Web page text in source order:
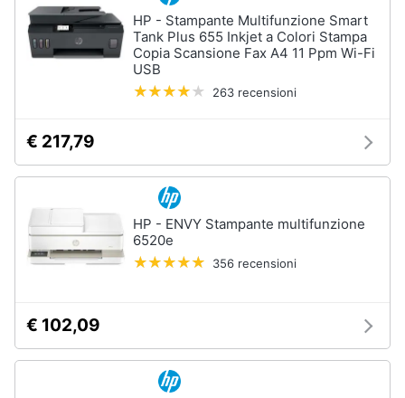
HP - Stampante Multifunzione Smart
Tank Plus 655 Inkjet a Colori Stampa
Copia Scansione Fax A4 11 Ppm Wi-Fi
USB
263 recensioni
€ 217,79
HP - ENVY Stampante multifunzione
6520e
356 recensioni
€ 102,09